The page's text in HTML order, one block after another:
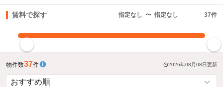
賃料で探す 指定なし 〜 指定なし 37件
物件数37件 2026年08月08日更新